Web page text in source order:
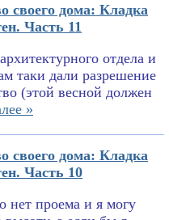
своего дома: Кладка
Часть 11
отдела и
таки дали разрешение
(этой весной должен
»
своего дома: Кладка
Часть 10
нет проема и я могу